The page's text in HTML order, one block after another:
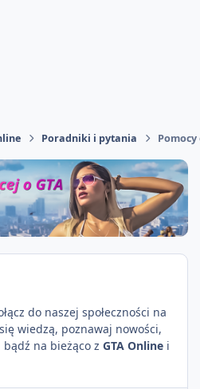
Poradniki i pytania
do naszej społeczności na
wiedzą, poznawaj nowości,
na bieżąco z GTA Online i